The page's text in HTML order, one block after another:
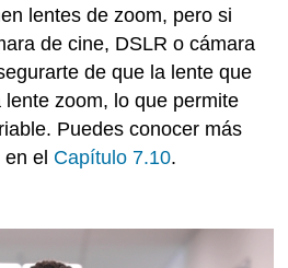
lentes de zoom, pero si
de cine, DSLR o cámara
de que la lente que
zoom, lo que permite
Puedes conocer más
en el Capítulo 7.10.